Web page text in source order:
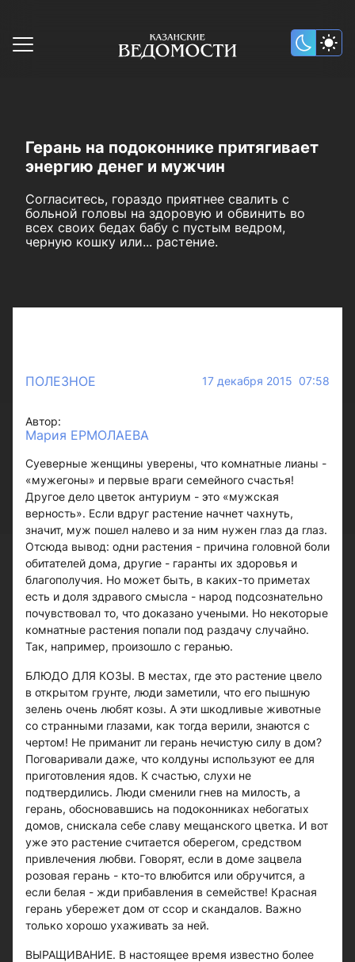
Герань на подоконнике притягивает
энергию денег и мужчин
Согласитесь, гораздо приятнее свалить с
больной головы на здоровую и обвинить во
всех своих бедах бабу с пустым ведром,
черную кошку или... растение.
ПОЛЕЗНОЕ 17 декабря 2015 07:58
Автор:
Мария ЕРМОЛАЕВА
Суеверные женщины уверены, что комнатные лианы -
«мужегоны» и первые враги семейного счастья!
Другое дело цветок антуриум - это «мужская
верность». Если вдруг растение начнет чахнуть,
значит, муж пошел налево и за ним нужен глаз да глаз.
Отсюда вывод: одни растения - причина головной боли
обитателей дома, другие - гаранты их здоровья и
благополучия. Но может быть, в каких-то приметах
есть и доля здравого смысла - народ подсознательно
почувствовал то, что доказано учеными. Но некоторые
комнатные растения попали под раздачу случайно.
Так, например, произошло с геранью.
БЛЮДО ДЛЯ КОЗЫ. В местах, где это растение цвело
в открытом грунте, люди заметили, что его пышную
зелень очень любят козы. А эти шкодливые животные
со странными глазами, как тогда верили, знаются с
чертом! Не приманит ли герань нечистую силу в дом?
Поговаривали даже, что колдуны используют ее для
приготовления ядов. К счастью, слухи не
подтвердились. Люди сменили гнев на милость, а
герань, обосновавшись на подоконниках небогатых
домов, снискала себе славу мещанского цветка. И вот
уже это растение считается оберегом, средством
привлечения любви. Говорят, если в доме зацвела
розовая герань - кто-то влюбится или обручится, а
если белая - жди прибавления в семействе! Красная
герань убережет дом от ссор и скандалов. Важно
только хорошо ухаживать за ней.
ВЫРАЩИВАНИЕ. В настоящее время известно более